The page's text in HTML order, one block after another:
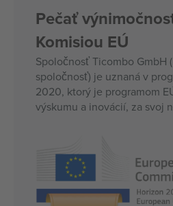
Pečať
Komisiou EÚ
Spoločnosť Ticombo GmbH
spoločnosť) je uznaná v
2020, ktorý je programom
výskumu a inovácií, za svoj